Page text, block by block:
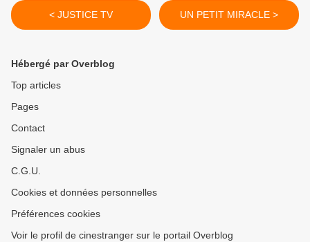
< JUSTICE TV UN PETIT MIRACLE >
Hébergé par Overblog
Top articles
Pages
Contact
Signaler un abus
C.G.U.
Cookies et données personnelles
Préférences cookies
Voir le profil de cinestranger sur le portail Overblog